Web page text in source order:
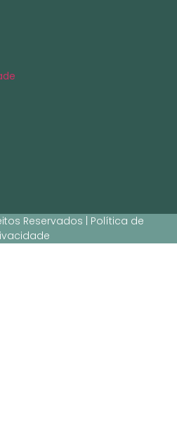
Reservados | Política de